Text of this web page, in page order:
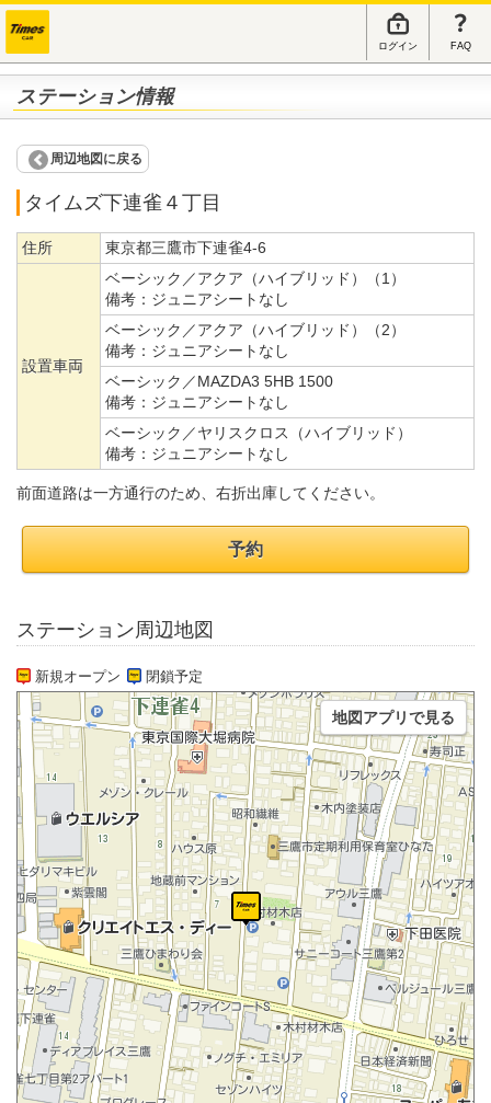
ログイン FAQ
ステーション情報
周辺地図に戻る
タイムズ下連雀４丁目
住所 東京都三鷹市下連雀4-6
設置車両
ベーシック／アクア（ハイブリッド）（1）
備考： ジュニアシートなし
ベーシック／アクア（ハイブリッド）（2）
備考： ジュニアシートなし
ベーシック／MAZDA3 5HB 1500
備考： ジュニアシートなし
ベーシック／ヤリスクロス（ハイブリッド）
備考： ジュニアシートなし
前面道路は一方通行のため、右折出庫してください。
予約
ステーション周辺地図
新規オープン 閉鎖予定
地図アプリで見る